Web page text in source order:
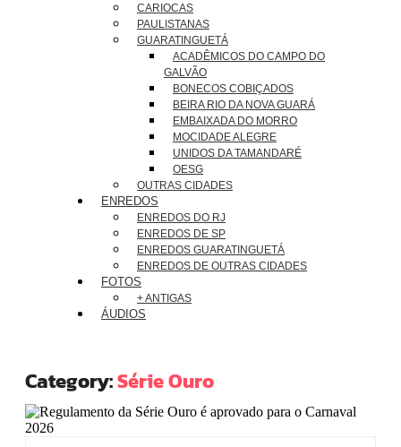
CARIOCAS
PAULISTANAS
GUARATINGUETÁ
ACADÊMICOS DO CAMPO DO
GALVÃO
BONECOS COBIÇADOS
BEIRA RIO DA NOVA GUARÁ
EMBAIXADA DO MORRO
MOCIDADE ALEGRE
UNIDOS DA TAMANDARÉ
OESG
OUTRAS CIDADES
ENREDOS
ENREDOS DO RJ
ENREDOS DE SP
ENREDOS GUARATINGUETÁ
ENREDOS DE OUTRAS CIDADES
FOTOS
+ ANTIGAS
ÁUDIOS
Category:Série Ouro